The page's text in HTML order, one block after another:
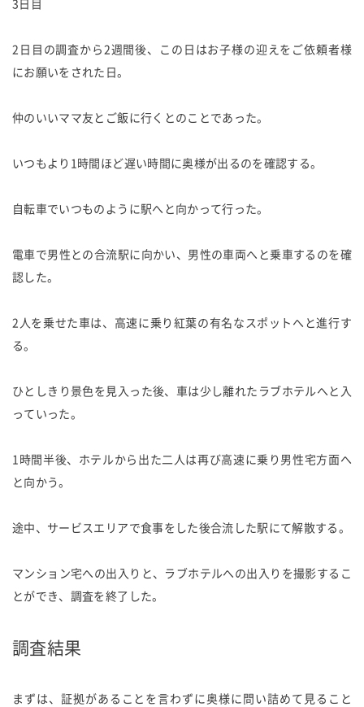
2日目の調査から2週間後、この日はお子様の迎えをご依頼者様
にお願いをされた日。
仲のいいママ友とご飯に行くとのことであった。
いつもより1時間ほど遅い時間に奥様が出るのを確認する。
自転車でいつものように駅へと向かって行った。
電車で男性との合流駅に向かい、男性の車両へと乗車するのを確
認した。
2人を乗せた車は、高速に乗り紅葉の有名なスポットへと進行す
る。
ひとしきり景色を見入った後、車は少し離れたラブホテルへと入
っていった。
1時間半後、ホテルから出た二人は再び高速に乗り男性宅方面へ
と向かう。
途中、サービスエリアで食事をした後合流した駅にて解散する。
マンション宅への出入りと、ラブホテルへの出入りを撮影するこ
とができ、調査を終了した。
調査結果
まずは、証拠があることを言わずに奥様に問い詰めて見ること